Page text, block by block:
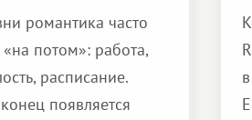
романтика часто
потом»: работа,
расписание.
появляется